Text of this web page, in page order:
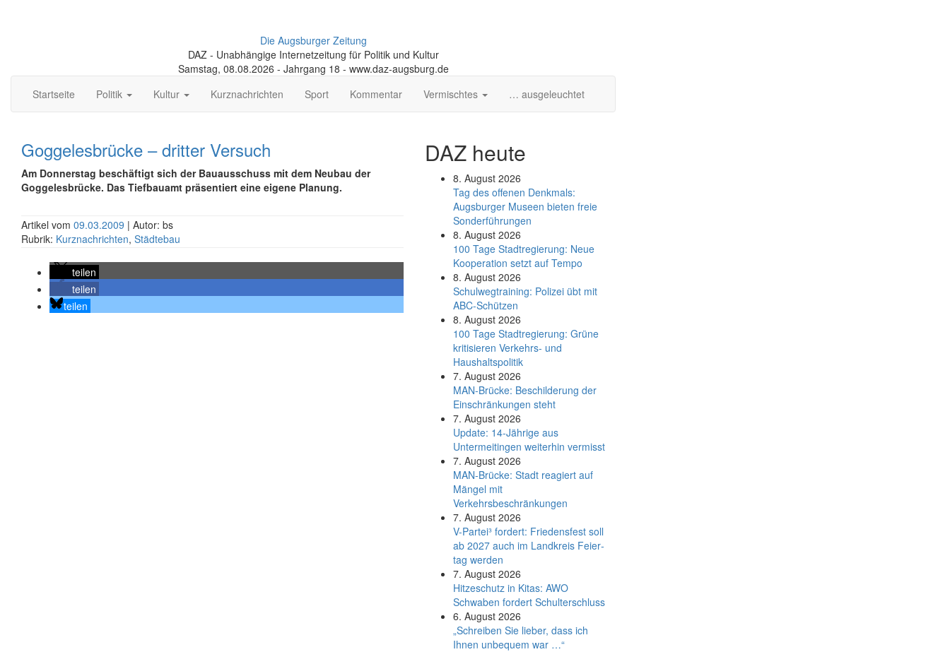
Die Augsburger Zeitung
DAZ - Unabhängige Internetzeitung für Politik und Kultur
Samstag, 08.08.2026 - Jahrgang 18 - www.daz-augsburg.de
Startseite
Politik Kultur Kurznachrichten Sport Kommentar Vermischtes … ausgeleuchtet
Goggelesbrücke – dritter Versuch
Am Donnerstag beschäftigt sich der Bauausschuss mit dem Neubau der
Goggelesbrücke. Das Tiefbauamt präsentiert eine eigene Planung.
Artikel vom 09.03.2009 | Autor: bs
Rubrik: Kurznachrichten, Städtebau
teilen
teilen
teilen
DAZ heute
8. August 2026
Tag des offenen Denkmals:
Augsburger Museen bieten freie
Sonderführungen
8. August 2026
100 Tage Stadtregierung: Neue
Kooperation setzt auf Tempo
8. August 2026
Schul­weg­trai­ning: Poli­zei übt mit
ABC-Schüt­zen
8. August 2026
100 Tage Stadtregierung: Grüne
kritisieren Verkehrs- und
Haushaltspolitik
7. August 2026
MAN-Brücke: Beschilderung der
Einschränkungen steht
7. August 2026
Update: 14-Jährige aus
Untermeitingen weiterhin vermisst
7. August 2026
MAN-Brücke: Stadt reagiert auf
Mängel mit
Verkehrsbeschränkungen
7. August 2026
V-Partei­³ fordert: Friedens­fest soll
ab 2027 auch im Land­kreis Feier­
tag werden
7. August 2026
Hitzeschutz in Kitas: AWO
Schwaben fordert Schulterschluss
6. August 2026
„Schreiben Sie lieber, dass ich
Ihnen unbequem war …“